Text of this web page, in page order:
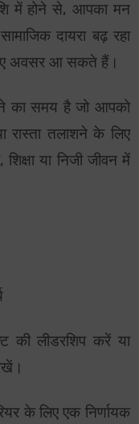
में होने से, आपका मन
दायरा बढ़ रहा
अवसर आ सकते हैं।
का समय है जो आपको
रास्ता तलाशने के लिए
या निजी जीवन में
की लीडरशिप करें या
के लिए एक निर्णायक